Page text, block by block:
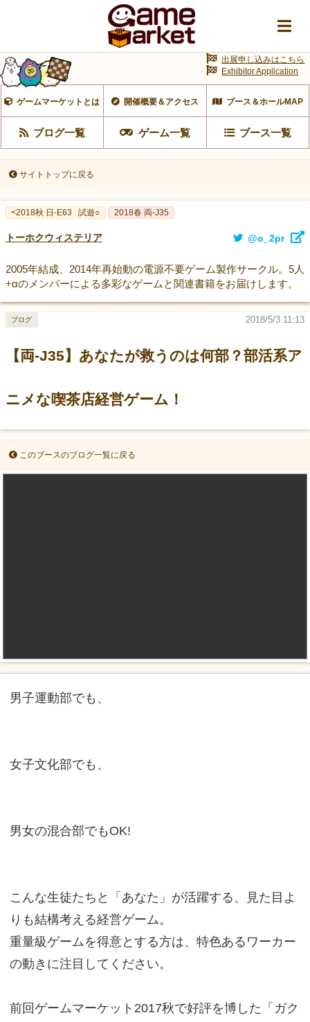
ゲームマーケットとは 開催概要＆アクセス ブース＆ホールMAP
ブログ一覧 ゲーム一覧 ブース一覧
出展申し込みはこちら
Exhibitor Application
サイトトップに戻る
<2018秋 日-E63 試遊○ 2018春 両-J35
トーホクウィステリア @o_2pr
2005年結成、2014年再始動の電源不要ゲーム製作サークル。5人
+αのメンバーによる多彩なゲームと関連書籍をお届けします。
【両-J35】あなたが救うのは何部？部活系ア
ニメな喫茶店経営ゲーム！
2018/5/3 11:13
ブログ
このブースのブログ一覧に戻る
男子運動部でも、
女子文化部でも、
男女の混合部でもOK!
こんな生徒たちと「あなた」が活躍する、見た目よ
りも結構考える経営ゲーム。
重量級ゲームを得意とする方は、特色あるワーカー
の動きに注目してください。
前回ゲームマーケット2017秋で好評を博した「ガク